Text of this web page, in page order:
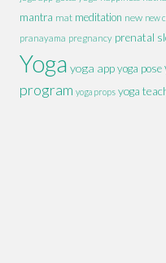
mantra mat meditation new new
pranayama pregnancy prenatal
Yoga yoga appyoga pose
program yoga props yoga